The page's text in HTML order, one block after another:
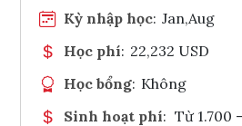
Kỳ nhập học: Jan,Aug
Học phí: 22,232 USD
Học bổng: Không
Sinh hoạt phí: Từ 1.700